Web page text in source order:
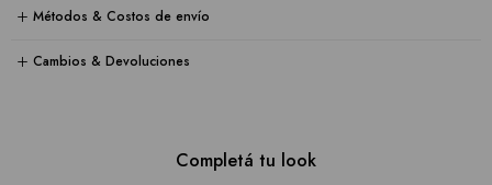
Métodos & Costos de envío
Cambios & Devoluciones
Completá tu look